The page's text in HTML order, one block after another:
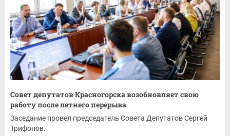
Совет депутатов Красногорска возобновляет свою
работу после летнего перерыва
Заседание провел председатель Совета Депутатов Сергей
Трифонов.